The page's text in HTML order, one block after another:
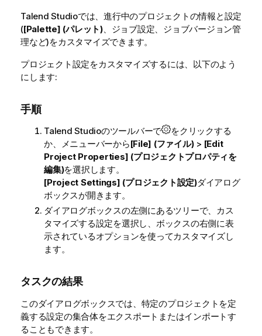
Talend Studioでは、進行中のプロジェクトの情報と設定
([Palette] (パレット)、ジョブ設定、ジョブバージョン管
理など)をカスタマイズできます。
プロジェクト設定をカスタマイズするには、以下のよう
にします:
手順
Talend Studioのツールバーで
をクリックする
か、メニューバーから[File] (ファイル)> [Edit
Project Properties] (プロジェクトプロパティを
編集)を選択します。
[Project Settings] (プロジェクト設定)ダイアログ
ボックスが開きます。
ダイアログボックスの左側にあるツリーで、カス
タマイズする設定を選択し、ボックスの右側に表
示されているオプションを使ってカスタマイズし
ます。
タスクの結果
このダイアログボックスでは、特定のプロジェクトを定
義する設定の集合体をエクスポートまたはインポートす
ることもできます。